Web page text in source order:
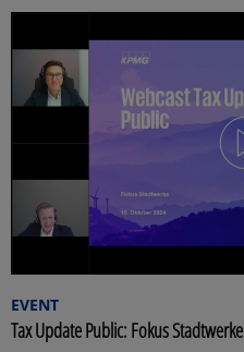
EVENT
Tax Update Public: Fokus Stadtwerke